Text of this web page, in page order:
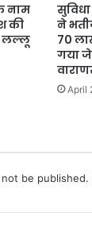
नाम
की
लल्लू
ने
70
गया
April
be published.